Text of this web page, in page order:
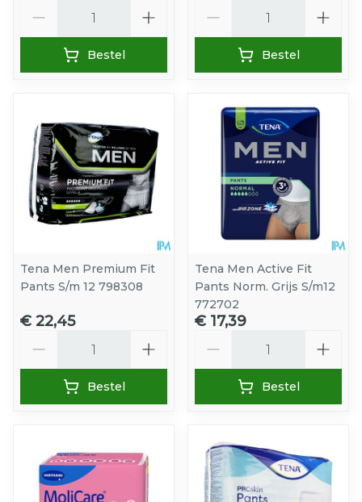
Bestel Bestel
Tena Men Premium Fit
Pants S/m 12 798308
€ 22,45
Bestel
Tena Men Active Fit
Pants Norm. Grijs S/m12
772702
€ 17,39
Bestel